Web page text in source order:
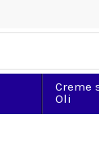
Creme
Oli